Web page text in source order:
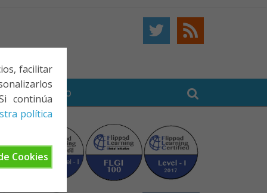
facilitar
continúa
política
Cookies
CONTACTO